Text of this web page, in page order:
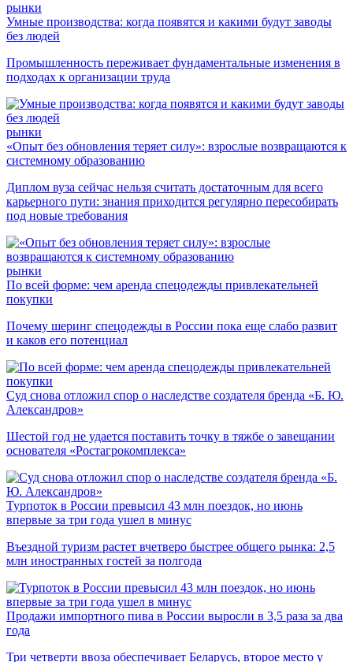
рынки
Умные производства: когда появятся и какими будут заводы
без людей
Промышленность переживает фундаментальные изменения в
подходах к организации труда
рынки
«Опыт без обновления теряет силу»: взрослые возвращаются к
системному образованию
Диплом вуза сейчас нельзя считать достаточным для всего
карьерного пути: знания приходится регулярно пересобирать
под новые требования
рынки
По всей форме: чем аренда спецодежды привлекательней
покупки
Почему шеринг спецодежды в России пока еще слабо развит
и каков его потенциал
Суд снова отложил спор о наследстве создателя бренда «Б. Ю.
Александров»
Шестой год не удается поставить точку в тяжбе о завещании
основателя «Ростагрокомплекса»
Турпоток в России превысил 43 млн поездок, но июнь
впервые за три года ушел в минус
Въездной туризм растет вчетверо быстрее общего рынка: 2,5
млн иностранных гостей за полгода
Продажи импортного пива в России выросли в 3,5 раза за два
года
Три четверти ввоза обеспечивает Беларусь, второе место у